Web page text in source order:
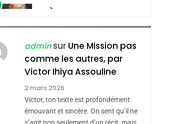
FIÈRE, DIGNE ET
RÉSILIENTE :
POURQUOI JE
REVENDIQUE MA
JUDAÏTE Par Thérèse
Zrihen-Dvir
ISRAÉL JUDAISME
CE QUI NOUS
MANQUE – Jacques
Hadida
JUDAISME
adminsur Une Mission pas
comme les autres, par
Victor Ihiya Assouline
2 mars 2026
Victor, ton texte est profondément
émouvant et sincère. On sent qu’il ne